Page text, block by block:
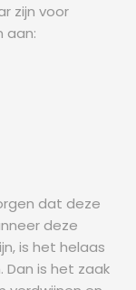
zijn voor
aan:
dat deze
deze
is het helaas
is het zaak